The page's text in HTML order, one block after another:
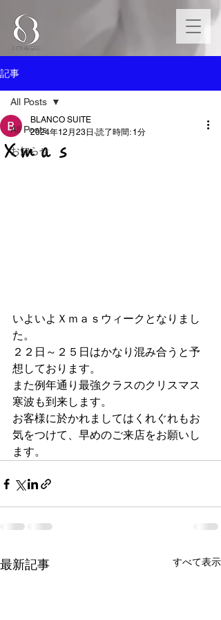
記事
All Posts
お知らせ
All Posts
Ｘｍａｓ
BLANCO SUITE
2024年12月23日 読了時間: 1分
いよいよＸｍａｓウィークとなりまし
た。
２２日～２５日はかなり混み合うと予
想しております。
また例年通り最強クラスのクリスマス
寒波も到来します。
お客様に於かれましてはくれぐれもお
気をつけて、早めのご来店をお願いし
ます。
最新記事 すべて表示